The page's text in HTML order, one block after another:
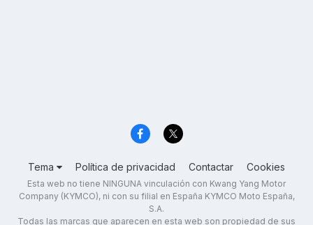
Tema Política de privacidad Contactar Cookies
Esta web no tiene NINGUNA vinculación con Kwang Yang Motor
Company (KYMCO), ni con su filial en España KYMCO Moto España,
S.A.
Todas las marcas que aparecen en esta web son propiedad de sus